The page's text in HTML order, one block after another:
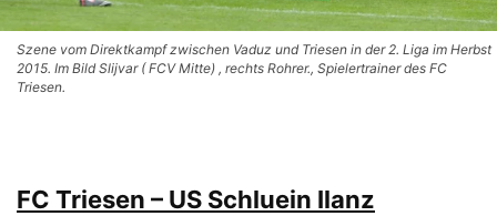
Szene vom Direktkampf zwischen Vaduz und Triesen in der 2. Liga im Herbst
2015. Im Bild Slijvar ( FCV Mitte) , rechts Rohrer., Spielertrainer des FC
Triesen.
FC Triesen – US Schluein Ilanz